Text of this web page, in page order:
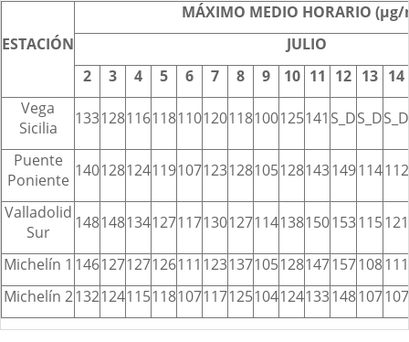
ESTACIÓN
MÁXIMO MEDIO HORARIO
JULIO
2
3 4 5 6 7 8 9 10 11 12 13 14
Vega
Sicilia
133128116118110120118100125141 S_DS_DS_D
Puente
Poniente 140128124119107123128105128143149114112
Valladolid
Sur
148148134127117130127114138150153115121
Michelín 1 146127127126111 123137105128147157108111
Michelín 2132124115118107117125104124133148107107